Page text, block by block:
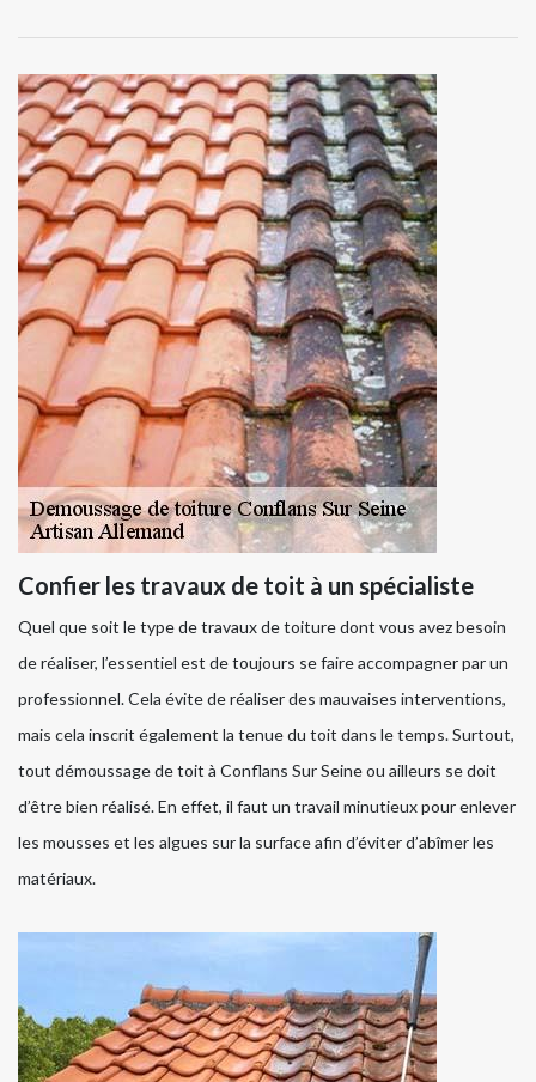
Confier les travaux de toit à un spécialiste
Quel que soit le type de travaux de toiture dont vous avez besoin
de réaliser, l’essentiel est de toujours se faire accompagner par un
professionnel. Cela évite de réaliser des mauvaises interventions,
mais cela inscrit également la tenue du toit dans le temps. Surtout,
tout démoussage de toit à Conflans Sur Seine ou ailleurs se doit
d’être bien réalisé. En effet, il faut un travail minutieux pour enlever
les mousses et les algues sur la surface afin d’éviter d’abîmer les
matériaux.